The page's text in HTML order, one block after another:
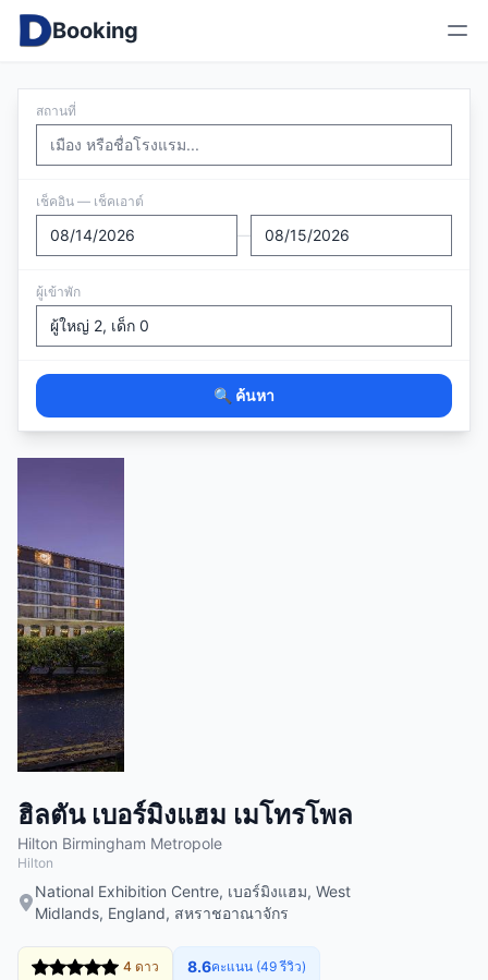
Booking
สถานที่
เช็คอิน — เช็คเอาต์
—
ผู้เข้าพัก
🔍 ค้นหา
ฮิลตัน เบอร์มิงแฮม เมโทรโพล
Hilton Birmingham Metropole
Hilton
National Exhibition Centre, เบอร์มิงแฮม, West
Midlands, England, สหราชอาณาจักร
4 ดาว 8.6คะแนน (49 รีวิว)